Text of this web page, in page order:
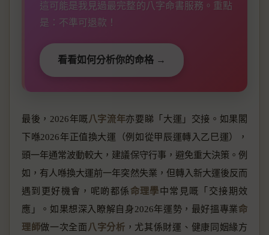
這可能是我見過最完整的八字命書服務。重點
是：不準可退款！
看看如何分析你的命格 →
最後，2026年嘅八字流年亦要睇「大運」交接。如果閣
下喺2026年正值換大運（例如從甲辰運轉入乙巳運），
頭一年通常波動較大，建議保守行事，避免重大決策。例
如，有人喺換大運前一年突然失業，但轉入新大運後反而
遇到更好機會，呢啲都係 命理學中常見嘅「交接期效
應」。如果想深入瞭解自身2026年運勢，最好搵專業命
理師做一次全面 八字分析 ，尤其係財運、健康同姻緣方